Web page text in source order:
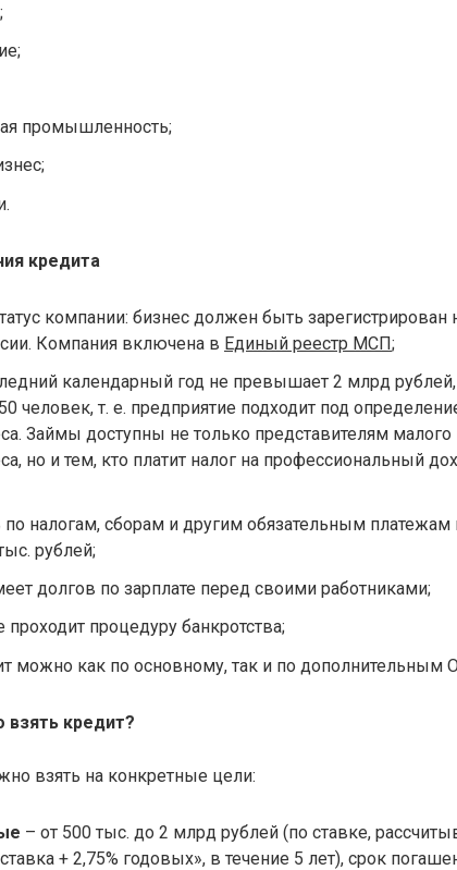
промышленность;
кредита
компании: бизнес должен быть зарегистрирован
Компания включена в Единый реестр МСП;
календарный год не превышает 2 млрд рублей,
человек, т. е. предприятие подходит под
Займы доступны не только представителям малого
но и тем, кто платит налог на профессиональный
налогам, сборам и другим обязательным платежам
рублей;
долгов по зарплате перед своими работниками;
проходит процедуру банкротства;
можно как по основному, так и по дополнительным
кредит?
взять на конкретные цели:
– от 500 тыс. до 2 млрд рублей (по ставке,
+ 2,75% годовых», в течение 5 лет), срок